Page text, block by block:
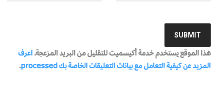
هذا الموقع يستخدم خدمة أكيسميت للتقليل من البريد المزعجة. اعرف
المزيد عن كيفية التعامل مع بيانات التعليقات الخاصة بك processed
.